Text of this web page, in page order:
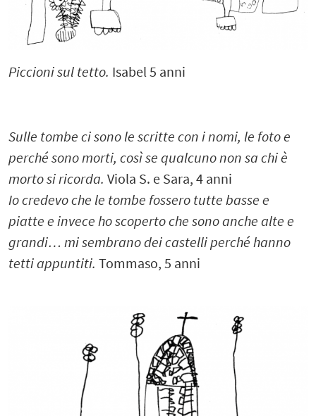
Piccioni sul tetto. Isabel 5 anni
Sulle tombe ci sono le scritte con i nomi, le foto e
perché sono morti, così se qualcuno non sa chi è
morto si ricorda. Viola S. e Sara, 4 anni
Io credevo che le tombe fossero tutte basse e
piatte e invece ho scoperto che sono anche alte e
grandi… mi sembrano dei castelli perché hanno
tetti appuntiti. Tommaso, 5 anni